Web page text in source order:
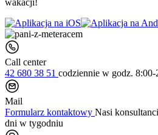
wakacji!
Call center
42 680 38 51 codziennie w godz. 8:00-
Mail
Formularz kontaktowy Nasi
dni w tygodniu